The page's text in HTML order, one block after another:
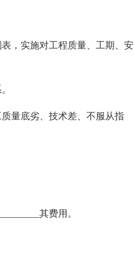
，实施对工程质量、工期、安
量底劣、技术差、不服从指
其费用。